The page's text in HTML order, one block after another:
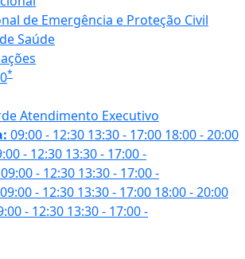
de Emergência e Proteção Civil
Saúde
*
Atendimento Executivo
09:00 - 12:30 13:30 - 17:00 18:00 - 20:00
- 12:30 13:30 - 17:00-
09:00 - 12:30 13:30 - 17:00-
09:00 - 12:30 13:30 - 17:00 18:00 - 20:00
- 12:30 13:30 - 17:00-